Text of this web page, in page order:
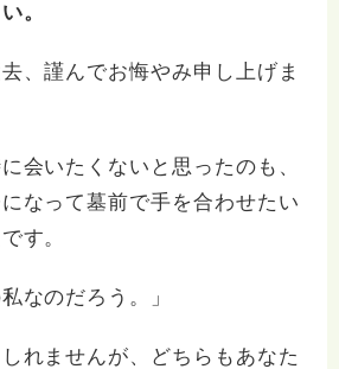
。
、謹んでお悔やみ申し上げま
会いたくないと思ったのも、
なって墓前で手を合わせたい
す。
なのだろう。」
れませんが、どちらもあなた